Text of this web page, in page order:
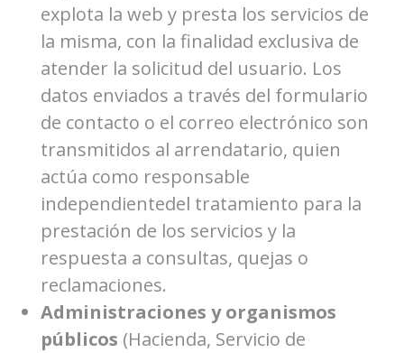
explota la web y presta los servicios de
la misma, con la finalidad exclusiva de
atender la solicitud del usuario. Los
datos enviados a través del formulario
de contacto o el correo electrónico son
transmitidos al arrendatario, quien
actúa como responsable
independientedel tratamiento para la
prestación de los servicios y la
respuesta a consultas, quejas o
reclamaciones.
Administraciones y organismos
públicos (Hacienda, Servicio de